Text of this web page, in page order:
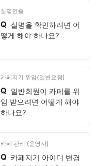
실명인증
Q 실명을 확인하려면 어
떻게 해야 하나요?
카페지기 위임(일반요청)
Q 일반회원이 카페를 위
임 받으려면 어떻게 해야
하나요?
카페 관리 (운영자)
Q 카페지기 아이디 변경